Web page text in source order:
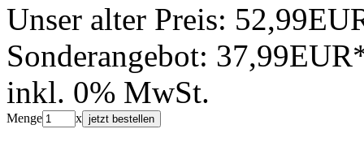
Unser alter Preis:
Sonderangebot:
inkl. 0% MwSt.
Menge x jetzt bestellen